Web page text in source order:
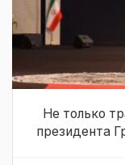
Не только
президента